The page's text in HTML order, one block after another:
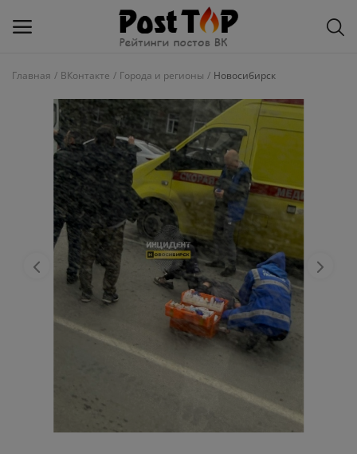
блог
ВКонтакте
Избранное
Контакты
О рейтинге
Статьи, обзоры
Главная ВКонтакте Города и регионы Новосибирск